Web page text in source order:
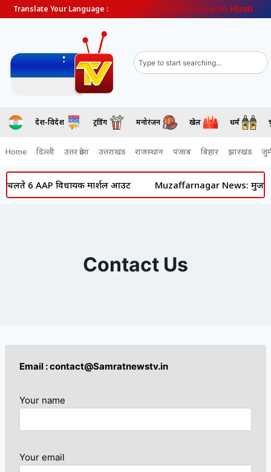
Translate Your Language : English Gujarati Hindi
देश-विदेश ट्रेंडिंग मनोरंजन खेल धर्म
Home दिल्ली उत्तर प्रदेश उत्तराखंड राजस्थान पंजाब बिहार झारखंड
चलते 6 AAP विधायक मार्शल आउट Muzaffarnagar News:
Contact Us
Email : contact@Samratnewstv.in
Your name
Your email